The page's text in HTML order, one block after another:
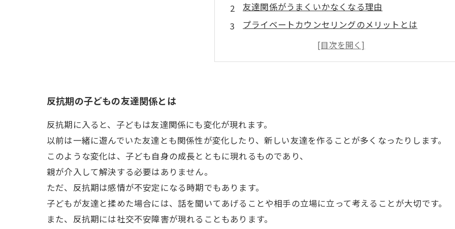
友達関係がうまくいかなくなる理由
プライベートカウンセリングのメリットとは
カウンセリングで改善するためのポイントとは
プライベートカウンセリングの適切なタイミングとは
反抗期の子どもの友達関係とは
反抗期に入ると、子どもは友達関係にも変化が現れます。
以前は一緒に遊んでいた友達とも関係性が変化したり、新しい友達を作ることが多くなったりします。
このような変化は、子ども自身の成長とともに現れるものであり、
親が介入して解決する必要はありません。
ただ、反抗期は感情が不安定になる時期でもあります。
子どもが友達と揉めた場合には、話を聞いてあげることや相手の立場に立って考えることが大切です。
また、反抗期には社交不安障害が現れることもあります。